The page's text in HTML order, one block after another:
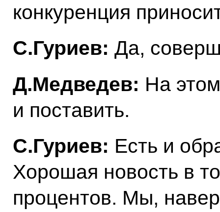
конкуренция
С.Гуриев: Да,
Д.Медведев: На
и поставить.
С.Гуриев: Есть и
Хорошая новость в
процентов. Мы,